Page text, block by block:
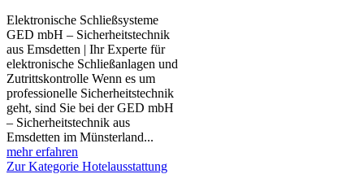
Elektronische Schließsysteme
GED mbH – Sicherheitstechnik
aus Emsdetten | Ihr Experte für
elektronische Schließanlagen und
Zutrittskontrolle Wenn es um
professionelle Sicherheitstechnik
geht, sind Sie bei der GED mbH
– Sicherheitstechnik aus
Emsdetten im Münsterland...
mehr erfahren
Zur Kategorie Hotelausstattung